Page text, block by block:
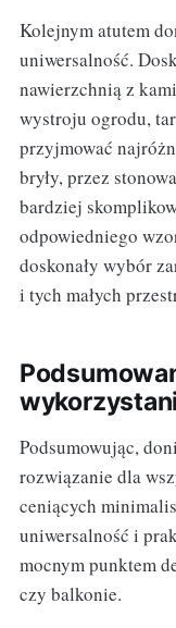
Kolejnym atutem
uniwersalność.
nawierzchnią z
wystroju ogrodu,
przyjmować
bryły, przez
bardziej
odpowiedniego
doskonały wybór
i tych małych
Podsumowując,
rozwiązanie dla
ceniących
uniwersalność i
mocnym punktem
czy balkonie.